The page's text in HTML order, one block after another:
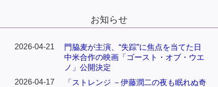
お知らせ
2026-04-21
門脇麦が主演、“失踪”に焦点を当てた日
中米合作の映画「ゴースト・オブ・ウエ
ノ」公開決定
2026-04-17
「ストレンジ －伊藤潤二の夜も眠れぬ奇